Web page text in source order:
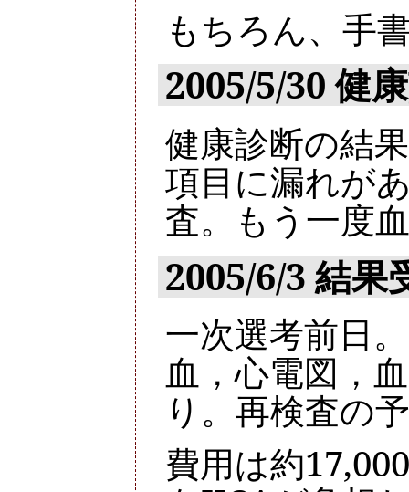
もちろん、手
2005/5/30 健
健康診断の結
項目に漏れが
査。もう一度
2005/6/3 結果
一次選考前日
血，心電図，
り。再検査の
費用は約